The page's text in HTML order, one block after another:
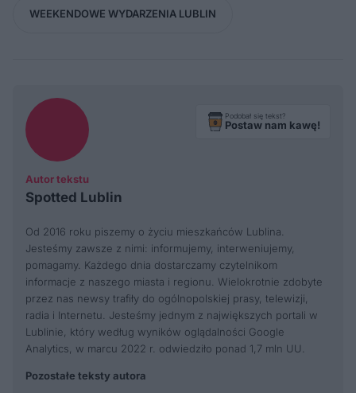
WEEKENDOWE WYDARZENIA LUBLIN
Autor tekstu
Spotted Lublin
Podobał się tekst?
Postaw nam kawę!
Od 2016 roku piszemy o życiu mieszkańców Lublina.
Jesteśmy zawsze z nimi: informujemy, interweniujemy,
pomagamy. Każdego dnia dostarczamy czytelnikom
informacje z naszego miasta i regionu. Wielokrotnie zdobyte
przez nas newsy trafiły do ogólnopolskiej prasy, telewizji,
radia i Internetu. Jesteśmy jednym z największych portali w
Lublinie, który według wyników oglądalności Google
Analytics, w marcu 2022 r. odwiedziło ponad 1,7 mln UU.
Pozostałe teksty autora